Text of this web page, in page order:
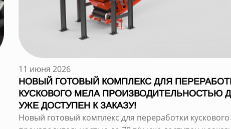
11 июня 2026
НОВЫЙ ГОТОВЫЙ КОМПЛЕКС ДЛЯ
КУСКОВОГО МЕЛА ПРОИЗВОДИТЕЛЬНОСТЬЮ
УЖЕ ДОСТУПЕН К ЗАКАЗУ!
Новый готовый комплекс для переработки